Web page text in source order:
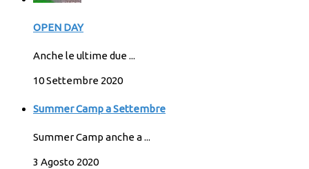
OPEN DAY
Anche le ultime due ...
10 Settembre 2020
Summer Camp a Settembre
Summer Camp anche a ...
3 Agosto 2020